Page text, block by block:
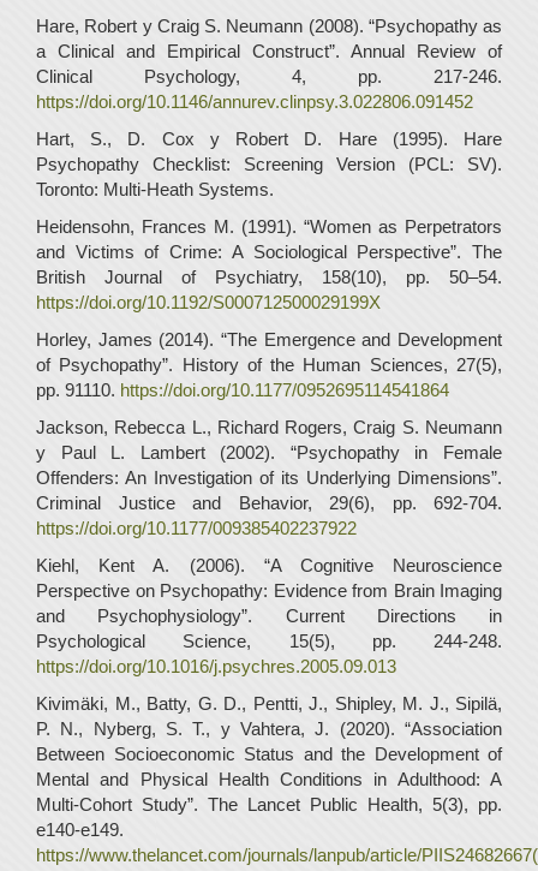
Hare, Robert y Craig S. Neumann (2008). “Psychopathy as
a Clinical and Empirical Construct”. Annual Review of
Clinical Psychology, 4, pp. 217-246.
https://doi.org/10.1146/annurev.clinpsy.3.022806.091452
Hart, S., D. Cox y Robert D. Hare (1995). Hare
Psychopathy Checklist: Screening Version (PCL: SV).
Toronto: Multi-Heath Systems.
Heidensohn, Frances M. (1991). “Women as Perpetrators
and Victims of Crime: A Sociological Perspective”. The
British Journal of Psychiatry, 158(10), pp. 50–54.
https://doi.org/10.1192/S000712500029199X
Horley, James (2014). “The Emergence and Development
of Psychopathy”. History of the Human Sciences, 27(5),
pp. 91110. https://doi.org/10.1177/0952695114541864
Jackson, Rebecca L., Richard Rogers, Craig S. Neumann
y Paul L. Lambert (2002). “Psychopathy in Female
Offenders: An Investigation of its Underlying Dimensions”.
Criminal Justice and Behavior, 29(6), pp. 692-704.
https://doi.org/10.1177/009385402237922
Kiehl, Kent A. (2006). “A Cognitive Neuroscience
Perspective on Psychopathy: Evidence from Brain Imaging
and Psychophysiology”. Current Directions in
Psychological Science, 15(5), pp. 244-248.
https://doi.org/10.1016/j.psychres.2005.09.013
Kivimäki, M., Batty, G. D., Pentti, J., Shipley, M. J., Sipilä,
P. N., Nyberg, S. T., y Vahtera, J. (2020). “Association
Between Socioeconomic Status and the Development of
Mental and Physical Health Conditions in Adulthood: A
Multi-Cohort Study”. The Lancet Public Health, 5(3), pp.
e140-e149.
https://www.thelancet.com/journals/lanpub/article/